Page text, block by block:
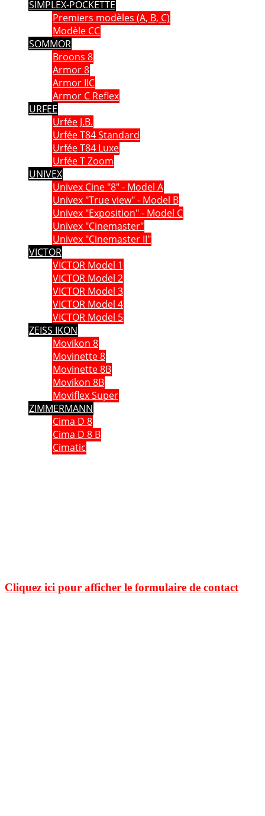
SIMPLEX-POCKETTE
Premiers modèles (A, B, C)
Modèle CC
SOMMOR
Broons 8
Armor 8
Armor IIC
Armor C Reflex
URFEE
Urfée J.B.
Urfée T84 Standard
Urfée T84 Luxe
Urfée T Zoom
UNIVEX
Univex Cine "8" - Model A
Univex "True view" - Model B
Univex "Exposition" - Model C
Univex "Cinemaster"
Univex "Cinemaster II"
VICTOR
VICTOR Model 1
VICTOR Model 2
VICTOR Model 3
VICTOR Model 4
VICTOR Model 5
ZEISS IKON
Movikon 8
Movinette 8
Movinette 8B
Movikon 8B
Moviflex Super
ZIMMERMANN
Cima D 8
Cima D 8 B
Cimatic
Cliquez ici pour afficher le formulaire de contact